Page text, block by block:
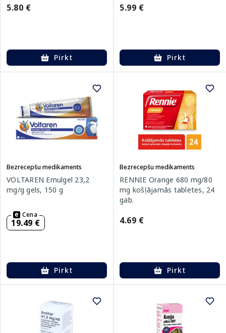
5.80 €
Pirkt
5.99 €
Pirkt
Bezrecepšu medikaments
VOLTAREN Emulgel 23,2
mg/g gels, 150 g
Cena
19.49 €
Pirkt
Bezrecepšu medikaments
RENNIE Orange 680 mg/80
mg košļājamās tabletes, 24
gab.
4.69 €
Pirkt